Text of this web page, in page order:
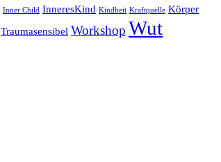
Inner Child InneresKind Kindheit Kraftquelle Körper
Traumasensibel Workshop Wut